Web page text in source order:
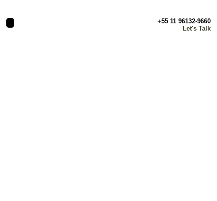
+55 11 96132-9660
Let's Talk